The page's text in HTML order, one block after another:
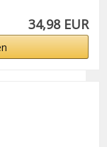
34,98 EUR